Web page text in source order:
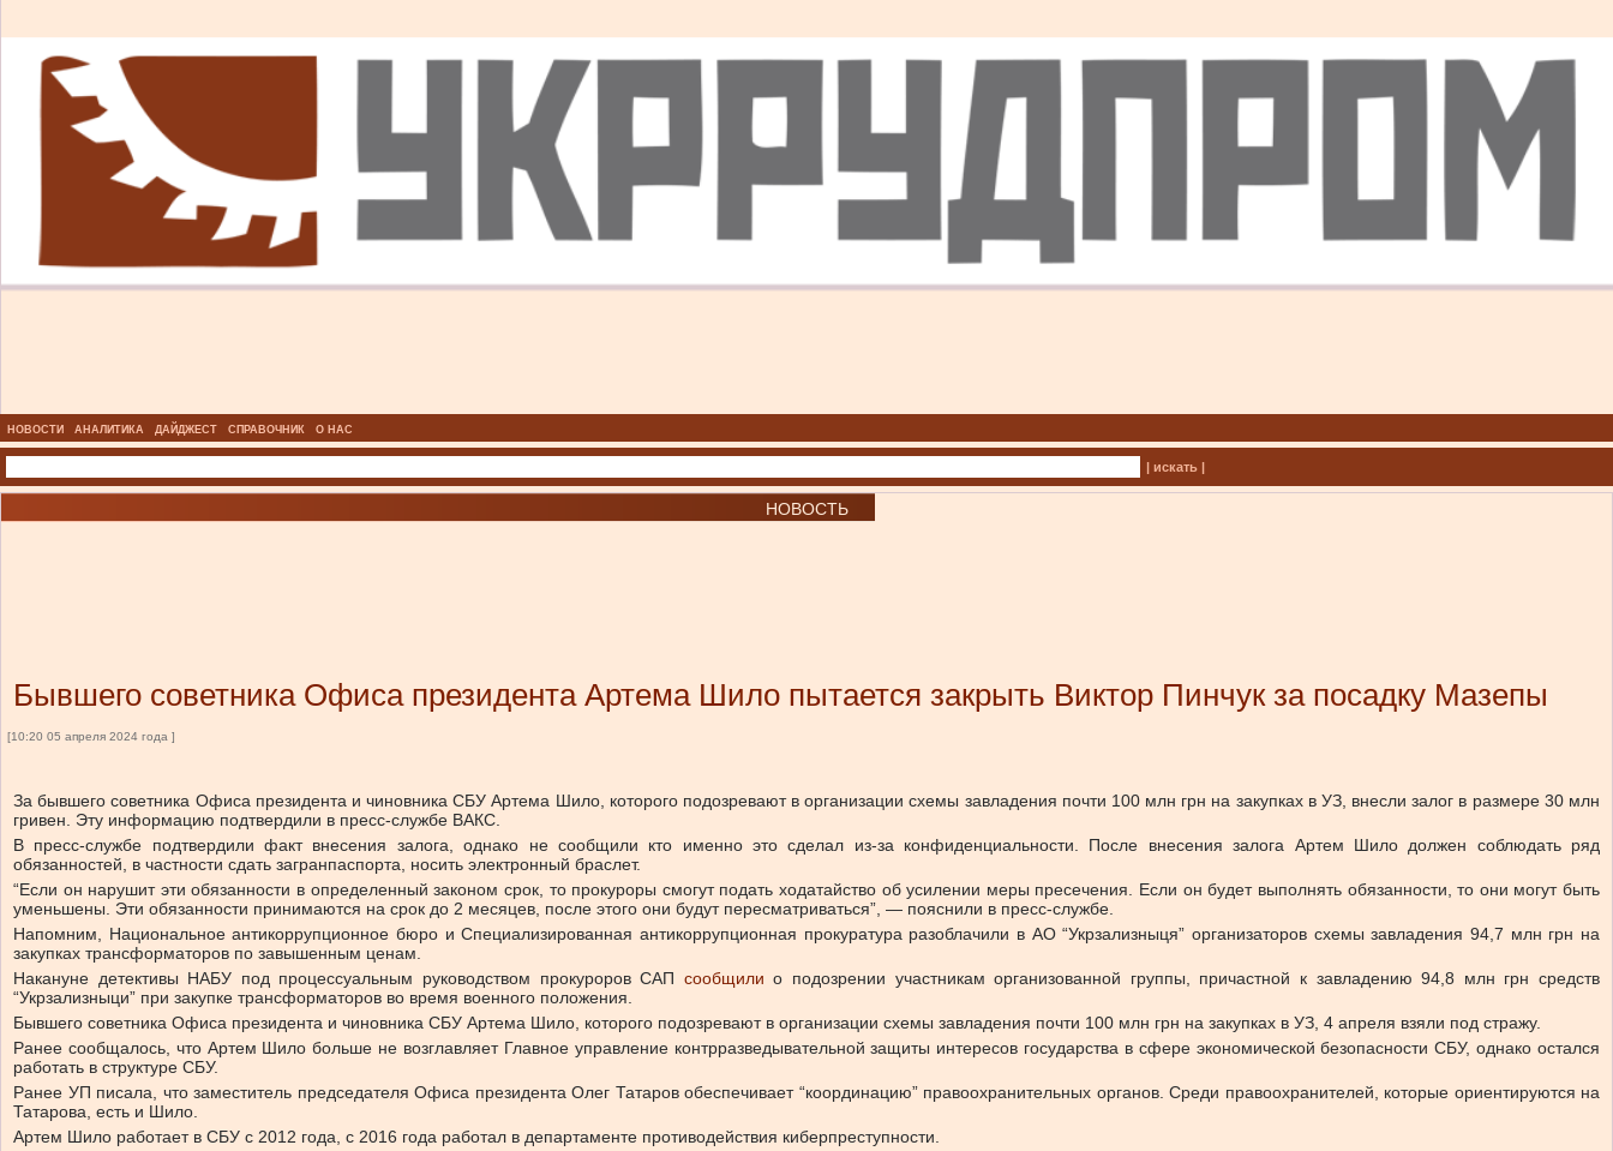
НОВОСТИ АНАЛИТИКА ДАЙДЖЕСТ СПРАВОЧНИК О НАС
| искать |
НОВОСТЬ
Бывшего советника Офиса президента Артема Шило пытается закрыть Виктор Пинчук за посадку Мазепы
[10:20 05 апреля 2024 года ]
За бывшего советника Офиса президента и чиновника СБУ Артема Шило, которого подозревают в организации схемы завладения почти 100 млн грн на закупках в УЗ, внесли залог в размере 30 млн
гривен. Эту информацию подтвердили в пресс-службе ВАКС.
В пресс-службе подтвердили факт внесения залога, однако не сообщили кто именно это сделал из-за конфиденциальности. После внесения залога Артем Шило должен соблюдать ряд
обязанностей, в частности сдать загранпаспорта, носить электронный браслет.
“Если он нарушит эти обязанности в определенный законом срок, то прокуроры смогут подать ходатайство об усилении меры пресечения. Если он будет выполнять обязанности, то они могут быть
уменьшены. Эти обязанности принимаются на срок до 2 месяцев, после этого они будут пересматриваться”, — пояснили в пресс-службе.
Напомним, Национальное антикоррупционное бюро и Специализированная антикоррупционная прокуратура разоблачили в АО “Укрзализныця” организаторов схемы завладения 94,7 млн грн на
закупках трансформаторов по завышенным ценам.
Накануне детективы НАБУ под процессуальным руководством прокуроров САП сообщили о подозрении участникам организованной группы, причастной к завладению 94,8 млн грн средств
“Укрзализныци” при закупке трансформаторов во время военного положения.
Бывшего советника Офиса президента и чиновника СБУ Артема Шило, которого подозревают в организации схемы завладения почти 100 млн грн на закупках в УЗ, 4 апреля взяли под стражу.
Ранее сообщалось, что Артем Шило больше не возглавляет Главное управление контрразведывательной защиты интересов государства в сфере экономической безопасности СБУ, однако остался
работать в структуре СБУ.
Ранее УП писала, что заместитель председателя Офиса президента Олег Татаров обеспечивает “координацию” правоохранительных органов. Среди правоохранителей, которые ориентируются на
Татарова, есть и Шило.
Артем Шило работает в СБУ с 2012 года, с 2016 года работал в департаменте противодействия киберпреступности.